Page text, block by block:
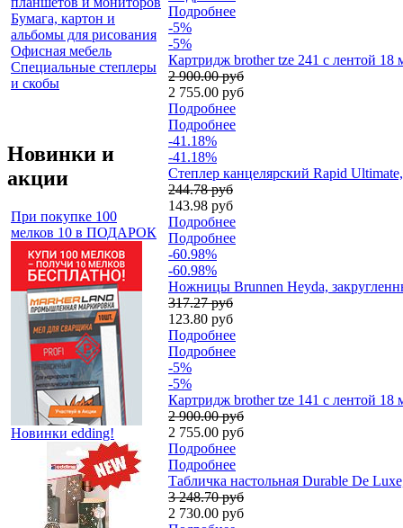
Бумага, картон и
альбомы для рисования
Офисная мебель
Специальные степлеры
и скобы
Новинки и
акции
При покупке 100
мелков 10 в ПОДАРОК
Новинки edding!
Подробнее
-5%
-5%
Картридж brother tze 241 с лентой
2 900.00 руб
2 755.00 руб
Подробнее
Подробнее
-41.18%
-41.18%
Степлер канцелярский Rapid
244.78 руб
143.98 руб
Подробнее
Подробнее
-60.98%
-60.98%
Ножницы Brunnen Heyda,
317.27 руб
123.80 руб
Подробнее
Подробнее
-5%
-5%
Картридж brother tze 141 с лентой
2 900.00 руб
2 755.00 руб
Подробнее
Подробнее
Табличка настольная Durable De
3 248.70 руб
2 730.00 руб